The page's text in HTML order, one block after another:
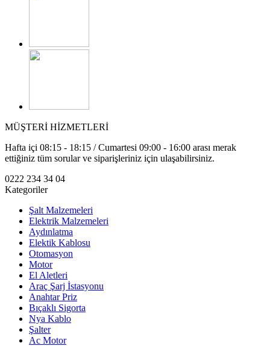
MÜŞTERİ HİZMETLERİ
Hafta içi 08:15 - 18:15 / Cumartesi 09:00 - 16:00 arası merak
ettiğiniz tüm sorular ve siparişleriniz için ulaşabilirsiniz.
0222 234 34 04
Kategoriler
Şalt Malzemeleri
Elektrik Malzemeleri
Aydınlatma
Elektik Kablosu
Otomasyon
Motor
El Aletleri
Araç Şarj İstasyonu
Anahtar Priz
Bıçaklı Sigorta
Nya Kablo
Şalter
Ac Motor